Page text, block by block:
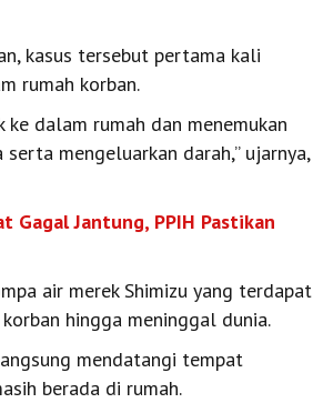
kasus tersebut pertama kali
rumah korban.
ke dalam rumah dan menemukan
mengeluarkan darah,” ujarnya,
Gagal Jantung, PPIH Pastikan
air merek Shimizu yang terdapat
hingga meninggal dunia.
mendatangi tempat
berada di rumah.